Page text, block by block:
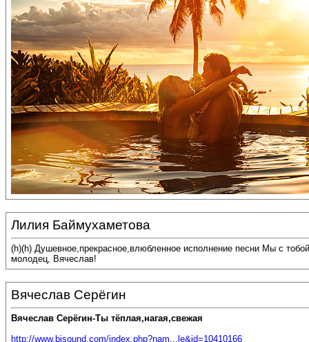
Лилия Баймухаметова
(h)(h) Душевное,прекрасное,влюбленное исполнение песни Мы с
молодец, Вячеслав!
Вячеслав Серёгин
Вячеслав Серёгин-Ты тёплая,нагая,свежая
http://www.bisound.com/index.php?nam...le&id=10410166